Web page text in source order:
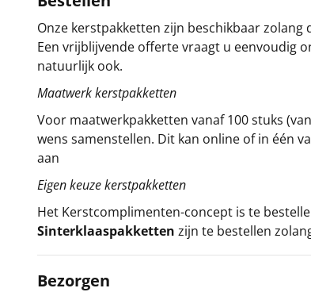
Onze kerstpakketten zijn beschikbaar
Een vrijblijvende offerte vraagt u eenvoudig
natuurlijk ook.
Maatwerk kerstpakketten
Voor maatwerkpakketten vanaf 100 stuks
wens samenstellen. Dit kan online of in één
aan
Eigen keuze kerstpakketten
Het Kerstcomplimenten-concept is te
Sinterklaaspakketten zijn te bestellen
Bezorgen